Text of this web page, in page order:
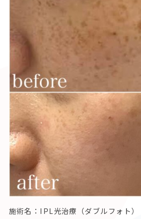
施術名： IPL光治療（ダブルフォト）